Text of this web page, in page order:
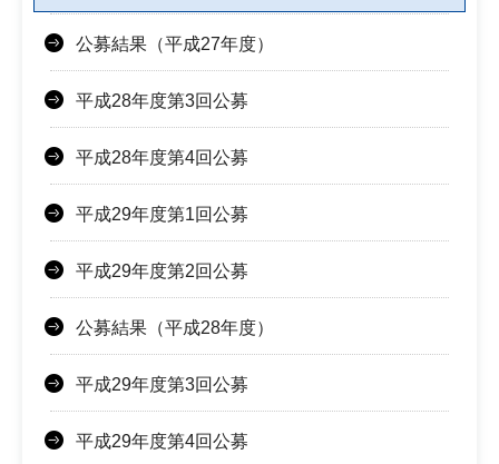
公募結果（平成27年度）
平成28年度第3回公募
平成28年度第4回公募
平成29年度第1回公募
平成29年度第2回公募
公募結果（平成28年度）
平成29年度第3回公募
平成29年度第4回公募